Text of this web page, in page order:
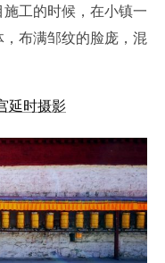
工的时候，在小镇一
布满邹纹的脸庞，混
延时摄影